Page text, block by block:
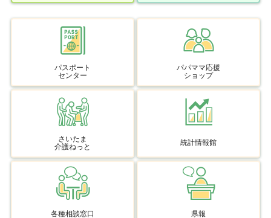
パスポート
センター
パパママ応援
ショップ
さいたま
介護ねっと
統計情報館
各種相談窓口 県報